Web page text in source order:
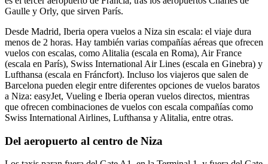
Gaulle y Orly, que sirven París.
Desde Madrid, Iberia opera vuelos a Niza sin escala: el viaje dura
menos de 2 horas. Hay también varias compañías aéreas que ofrecen
vuelos con escalas, como Alitalia (escala en Roma), Air France
(escala en París), Swiss International Air Lines (escala en Ginebra) y
Lufthansa (escala en Fráncfort). Incluso los viajeros que salen de
Barcelona pueden elegir entre diferentes opciones de vuelos baratos
a Niza: easyJet, Vueling e Iberia operan vuelos directos, mientras
que ofrecen combinaciones de vuelos con escala compañías como
Swiss International Airlines, Lufthansa y Alitalia, entre otras.
Del aeropuerto al centro de Niza